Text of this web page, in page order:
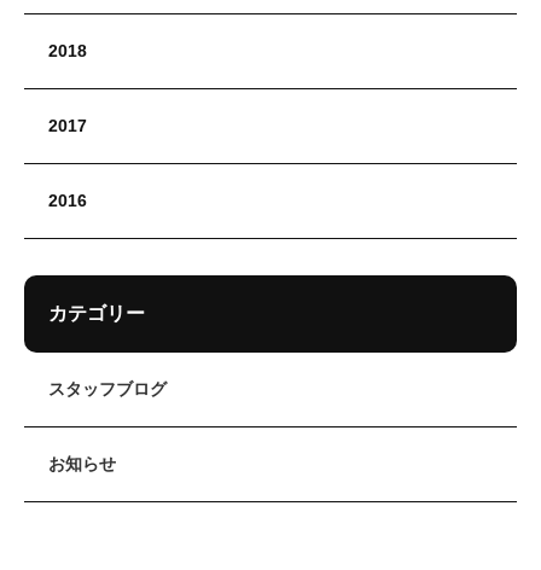
2018
2017
2016
カテゴリー
スタッフブログ
お知らせ